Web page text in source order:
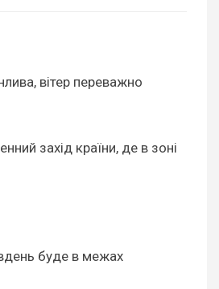
вітер переважно
захід країни, де в зоні
вдень буде в межах